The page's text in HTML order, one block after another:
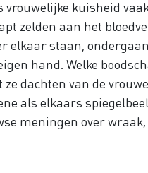
kuisheid
zelden aan het
elkaar staan,
hand. Welke
dachten van de
als elkaars
meningen over